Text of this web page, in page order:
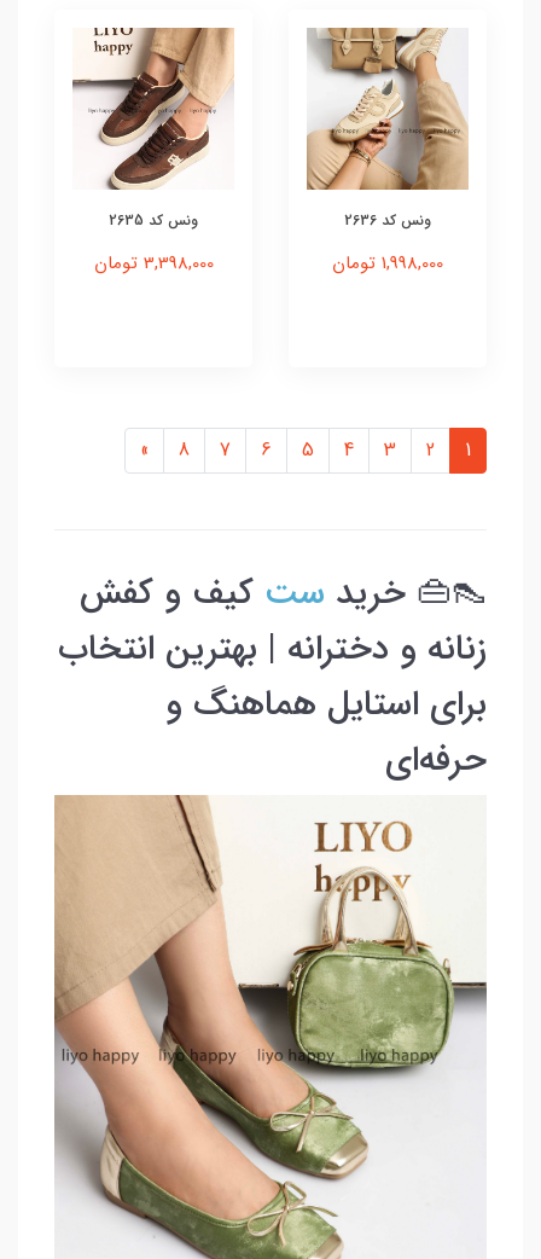
ونس کد 2636
1,998,000 تومان
ونس کد 2635
3,398,000 تومان
1
2
3
4
5
6
7
8
»
👠👜 خرید ست کیف و کفش
زنانه و دخترانه | بهترین انتخاب
برای استایل هماهنگ و
حرفه‌ای